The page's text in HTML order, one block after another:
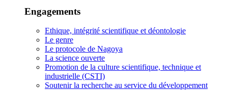
Engagements
Ethique, intégrité scientifique et déontologie
Le genre
Le protocole de Nagoya
La science ouverte
Promotion de la culture scientifique, technique et
industrielle (CSTI)
Soutenir la recherche au service du développement